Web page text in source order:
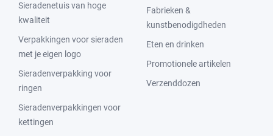
Sieradenetuis van hoge
kwaliteit
Verpakkingen voor sieraden
met je eigen logo
Sieradenverpakking voor
ringen
Sieradenverpakkingen voor
kettingen
Fabrieken &
kunstbenodigdheden
Eten en drinken
Promotionele artikelen
Verzenddozen